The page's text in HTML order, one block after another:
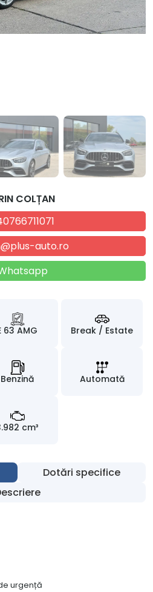
COLȚAN
auto.ro
63 AMG Break / Estate
Benzină Automată
cm³
Dotări specifice
urgență